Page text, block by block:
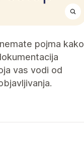
pojma kako
vas vodi od